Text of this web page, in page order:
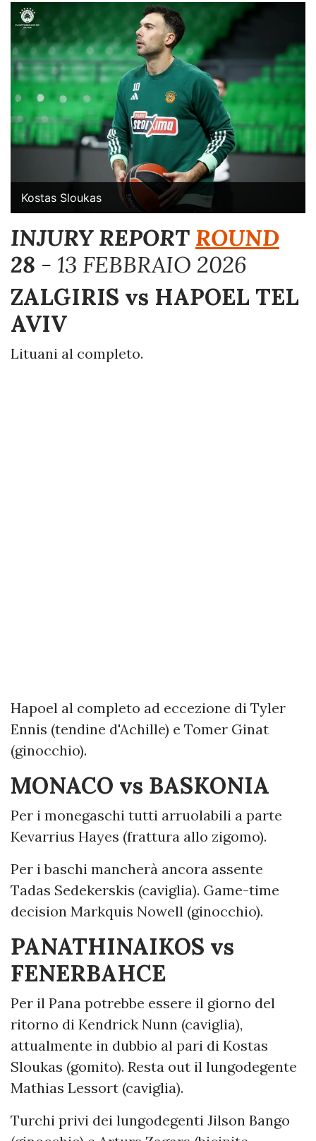
Kostas Sloukas
INJURY REPORT ROUND
28 - 13 FEBBRAIO 2026
ZALGIRIS vs HAPOEL TEL
AVIV
Lituani al completo.
Hapoel al completo ad eccezione di Tyler
Ennis (tendine d'Achille) e Tomer Ginat
(ginocchio).
MONACO vs BASKONIA
Per i monegaschi tutti arruolabili a parte
Kevarrius Hayes (frattura allo zigomo).
Per i baschi mancherà ancora assente
Tadas Sedekerskis (caviglia). Game-time
decision Markquis Nowell (ginocchio).
PANATHINAIKOS vs
FENERBAHCE
Per il Pana potrebbe essere il giorno del
ritorno di Kendrick Nunn (caviglia),
attualmente in dubbio al pari di Kostas
Sloukas (gomito). Resta out il lungodegente
Mathias Lessort (caviglia).
Turchi privi dei lungodegenti Jilson Bango